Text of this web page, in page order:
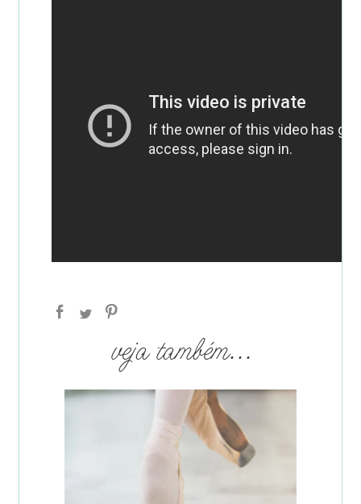
veja também...